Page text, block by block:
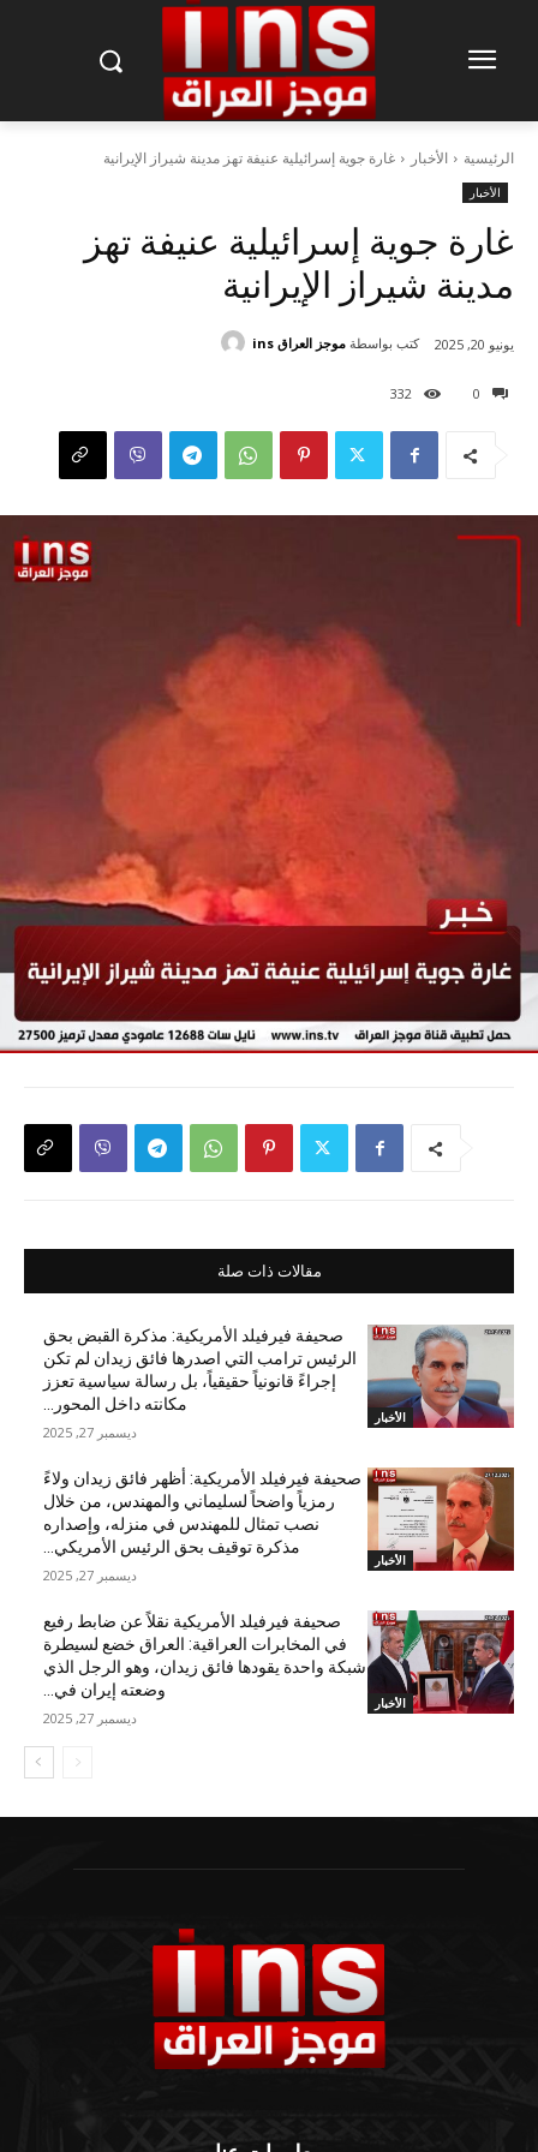
الرئيسية الأخبار غارة جوية إسرائيلية عنيفة تهز مدينة شيراز الإيرانية
الأخبار
غارة جوية إسرائيلية عنيفة تهز
مدينة شيراز الإيرانية
0
332
يونيو 20, 2025 كتب بواسطة موجز العراق ins
مقالات ذات صلة
الأخبار
صحيفة فيرفيلد الأمريكية: مذكرة القبض بحق
الرئيس ترامب التي اصدرها فائق زيدان لم تكن
إجراءً قانونياً حقيقياً، بل رسالة سياسية تعزز
مكانته داخل المحور...
ديسمبر 27, 2025
الأخبار
صحيفة فيرفيلد الأمريكية: أظهر فائق زيدان ولاءً
رمزياً واضحاً لسليماني والمهندس، من خلال
نصب تمثال للمهندس في منزله، وإصداره
مذكرة توقيف بحق الرئيس الأمريكي...
ديسمبر 27, 2025
الأخبار
صحيفة فيرفيلد الأمريكية نقلاً عن ضابط رفيع
في المخابرات العراقية: العراق خضع لسيطرة
شبكة واحدة يقودها فائق زيدان، وهو الرجل الذي
وضعته إيران في...
ديسمبر 27, 2025